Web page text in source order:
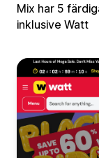
Mix har 5
inklusive Watt